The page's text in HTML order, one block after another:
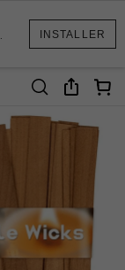
INSTALLER